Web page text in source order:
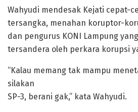
Wahyudi mendesak Kejati cepat-
tersangka, menahan koruptor-
dan pengurus KONI Lampung
tersandera oleh perkara korupsi
“Kalau memang tak mampu
silakan
SP-3, berani gak,” kata Wahyudi.